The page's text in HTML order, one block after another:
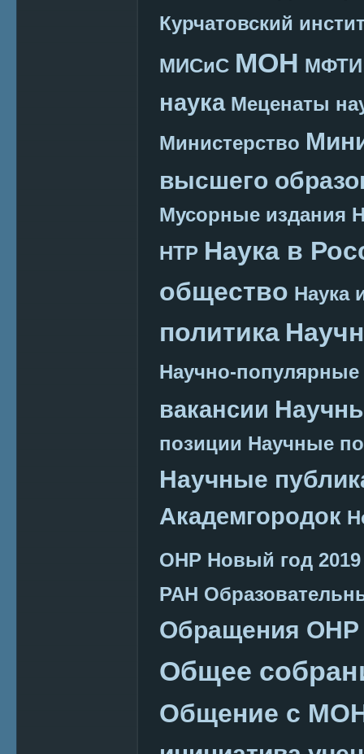
Курчатовский
МИСиС МОН МФТИ
наука Меценаты
Министерство
высшего
Мусорные издания
НТР Наука в
общество Наука
политика
Научно-
вакансии
позиции Научные
Научные
Академгородок
ОНР Новый год 2019
РАН
Обращения ОНР
Общее
Общение с